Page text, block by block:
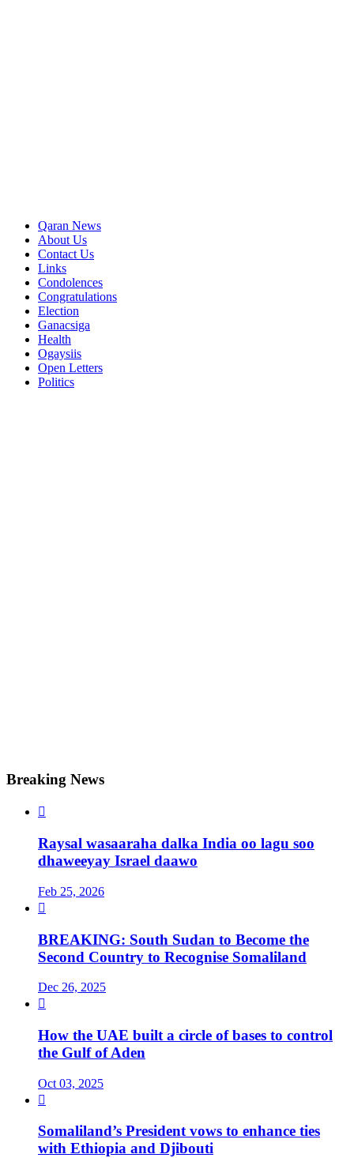
Qaran News
About Us
Contact Us
Links
Condolences
Congratulations
Election
Ganacsiga
Health
Ogaysiis
Open Letters
Politics
Breaking News

Raysal wasaaraha dalka India oo lagu soo
dhaweeyay Israel daawo
Feb 25, 2026

BREAKING: South Sudan to Become the
Second Country to Recognise Somaliland
Dec 26, 2025

How the UAE built a circle of bases to control
the Gulf of Aden
Oct 03, 2025

Somaliland’s President vows to enhance ties
with Ethiopia and Djibouti